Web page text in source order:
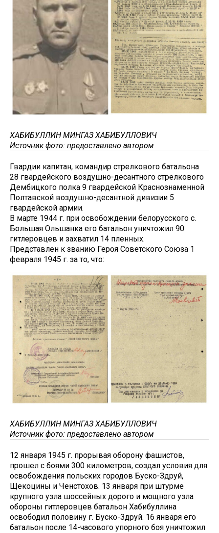
ХАБИБУЛЛИН МИНГАЗ ХАБИБУЛЛОВИЧ
Источник фото: предоставлено автором
Гвардии капитан, командир стрелкового батальона
28 гвардейского воздушно-десантного стрелкового
Дембицкого полка 9 гвардейской Краснознаменной
Полтавской воздушно-десантной дивизии 5
гвардейской армии.
В марте 1944 г. при освобождении белорусского с.
Большая Ольшанка его батальон уничтожил 90
гитлеровцев и захватил 14 пленных.
Представлен к званию Героя Советского Союза 1
февраля 1945 г. за то, что:
ХАБИБУЛЛИН МИНГАЗ ХАБИБУЛЛОВИЧ
Источник фото: предоставлено автором
12 января 1945 г. прорывая оборону фашистов,
прошел с боями 300 километров, создал условия для
освобождения польских городов Буско-Здруй,
Щекоцины и Ченстохов. 13 января при штурме
крупного узла шоссейных дорого и мощного узла
обороны гитлеровцев батальон Хабибуллина
освободил половину г. Буско-Здруй. 16 января его
батальон после 14-часового упорного боя уничтожил